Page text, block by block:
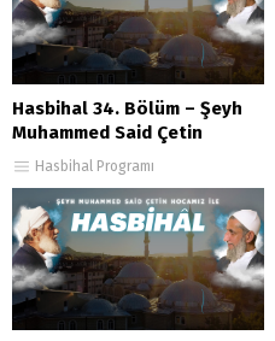
Hasbihal 34. Bölüm – Şeyh
Muhammed Said Çetin
Hasbihal Programı